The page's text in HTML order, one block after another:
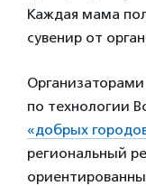
Каждая мама
сувенир от
по технологии
«добрых
региональный